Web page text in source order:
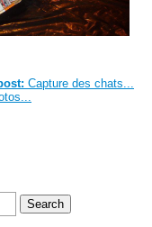
Capture des chats...